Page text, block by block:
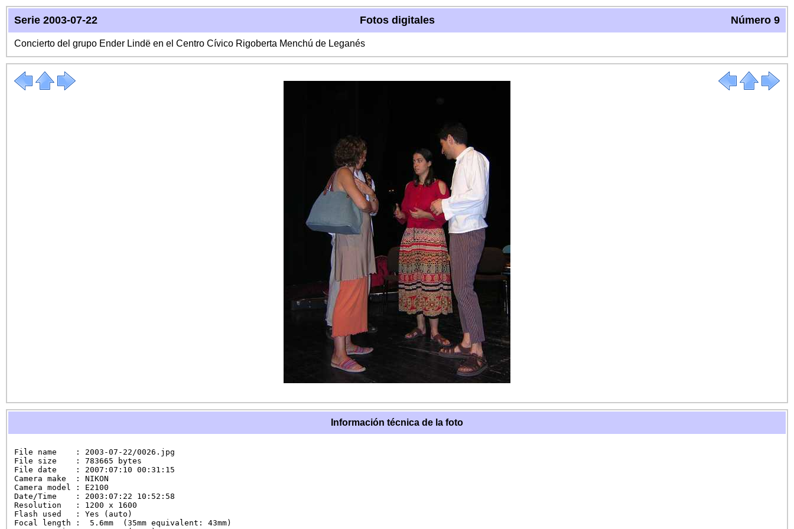
Serie 2003-07-22 Número 9
Fotos digitales
Concierto del grupo Ender Lindë en el Centro Cívico Rigoberta Menchú de Leganés
Información técnica de la foto
File name    : 2003-07-22/0026.jpg
File size    : 783665 bytes
File date    : 2007:07:10 00:31:15
Camera make  : NIKON
Camera model : E2100
Date/Time    : 2003:07:22 10:52:58
Resolution   : 1200 x 1600
Flash used   : Yes (auto)
Focal length :  5.6mm  (35mm equivalent: 43mm)